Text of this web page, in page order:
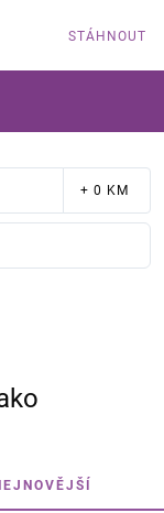
STÁHNOUT
+ 0 KM